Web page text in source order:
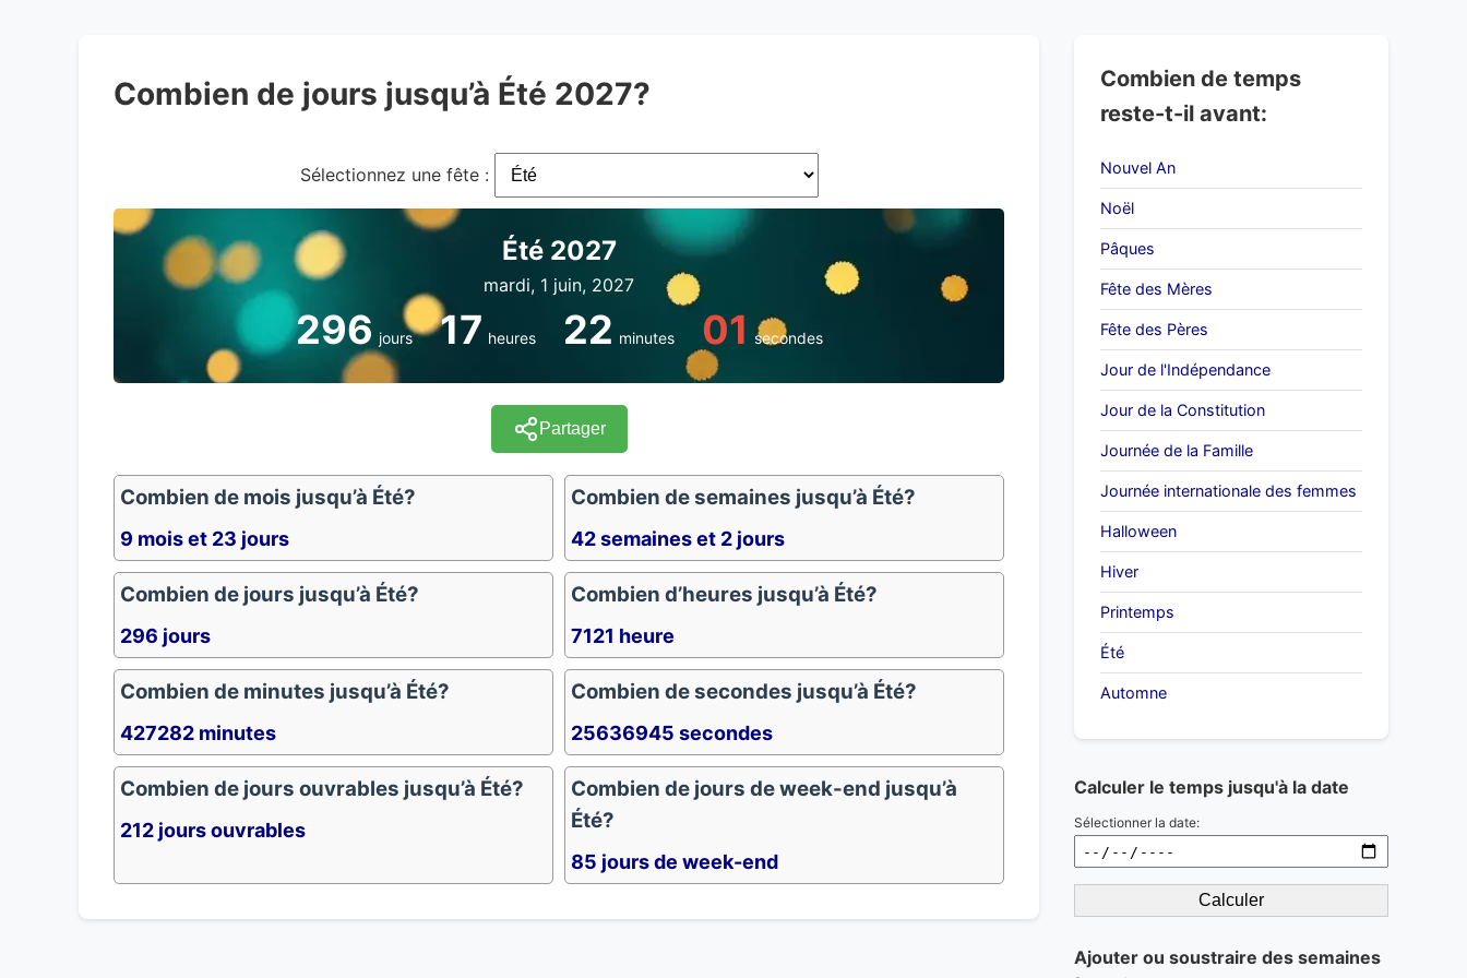
Combien de jours jusqu’à Été 2027?
Sélectionnez une fête :
Été 2027
mardi, 1 juin, 2027
296 jours 17 heures 22 minutes 01 secondes
Partager
Combien de mois jusqu’à Été?
9 mois et 23 jours
Combien de semaines jusqu’à Été?
42 semaines et 2 jours
Combien de jours jusqu’à Été?
296 jours
Combien d’heures jusqu’à Été?
7121 heure
Combien de minutes jusqu’à Été?
427282 minutes
Combien de secondes jusqu’à Été?
25636945 secondes
Combien de jours ouvrables jusqu’à Été?
212 jours ouvrables
Combien de jours de week-end jusqu’à
Été?
85 jours de week-end
Combien de temps
reste-t-il avant:
Nouvel An
Noël
Pâques
Fête des Mères
Fête des Pères
Jour de l'Indépendance
Jour de la Constitution
Journée de la Famille
Journée internationale des femmes
Halloween
Hiver
Printemps
Été
Automne
Calculer le temps jusqu'à la date
Sélectionner la date:
Calculer
Ajouter ou soustraire des semaines